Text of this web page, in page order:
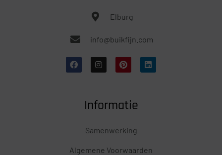
Elburg
info@buikfijn.com
Informatie
Samenwerking
Algemene Voorwaarden